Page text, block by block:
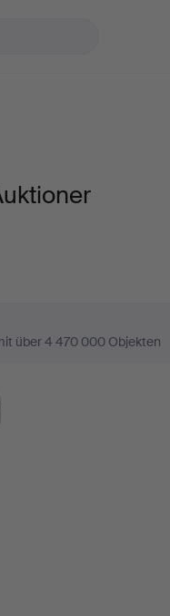
über 4 470 000 Objekten